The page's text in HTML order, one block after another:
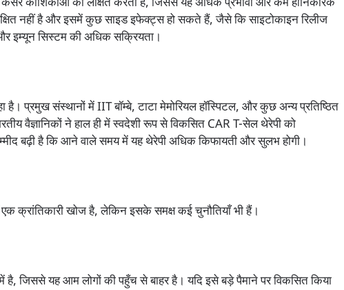
कोशिकाओं को लक्षित करती है, जिससे यह अधिक प्रभावी और कम हानिकारक
नहीं है और इसमें कुछ साइड इफेक्ट्स हो सकते हैं, जैसे कि साइटोकाइन रिलीज
इम्यून सिस्टम की अधिक सक्रियता।
है। प्रमुख संस्थानों में IIT बॉम्बे, टाटा मेमोरियल हॉस्पिटल, और कुछ अन्य प्रतिष्ठित
वैज्ञानिकों ने हाल ही में स्वदेशी रूप से विकसित CAR T-सेल थेरेपी को
बढ़ी है कि आने वाले समय में यह थेरेपी अधिक किफायती और सुलभ होगी।
क्रांतिकारी खोज है, लेकिन इसके समक्ष कई चुनौतियाँ भी हैं।
है, जिससे यह आम लोगों की पहुँच से बाहर है। यदि इसे बड़े पैमाने पर विकसित किया